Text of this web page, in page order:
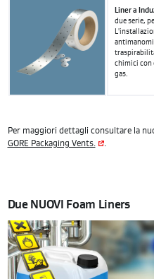
Liner a
due serie,
chimici con
gas.
Per maggiori dettagli consultare la
GORE Packaging Vents.
.
Due NUOVI Foam Liners